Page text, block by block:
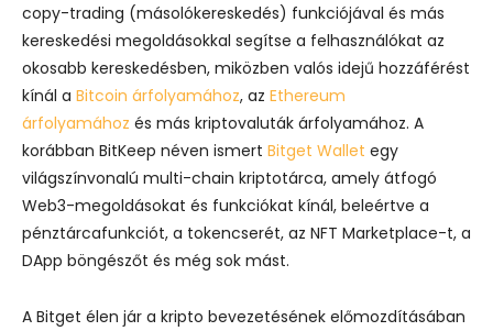
copy-trading (másolókereskedés) funkciójával és más
kereskedési megoldásokkal segítse a felhasználókat az
okosabb kereskedésben, miközben valós idejű hozzáférést
kínál a Bitcoin árfolyamához, az Ethereum
árfolyamához és más kriptovaluták árfolyamához. A
korábban BitKeep néven ismert Bitget Wallet egy
világszínvonalú multi-chain kriptotárca, amely átfogó
Web3-megoldásokat és funkciókat kínál, beleértve a
pénztárcafunkciót, a tokencserét, az NFT Marketplace-t, a
DApp böngészőt és még sok mást.
A Bitget élen jár a kripto bevezetésének előmozdításában